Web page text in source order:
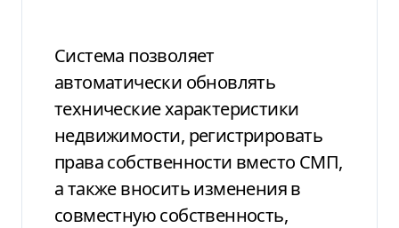
Система позволяет
автоматически обновлять
технические характеристики
недвижимости, регистрировать
права собственности вместо СМП,
а также вносить изменения в
совместную собственность,